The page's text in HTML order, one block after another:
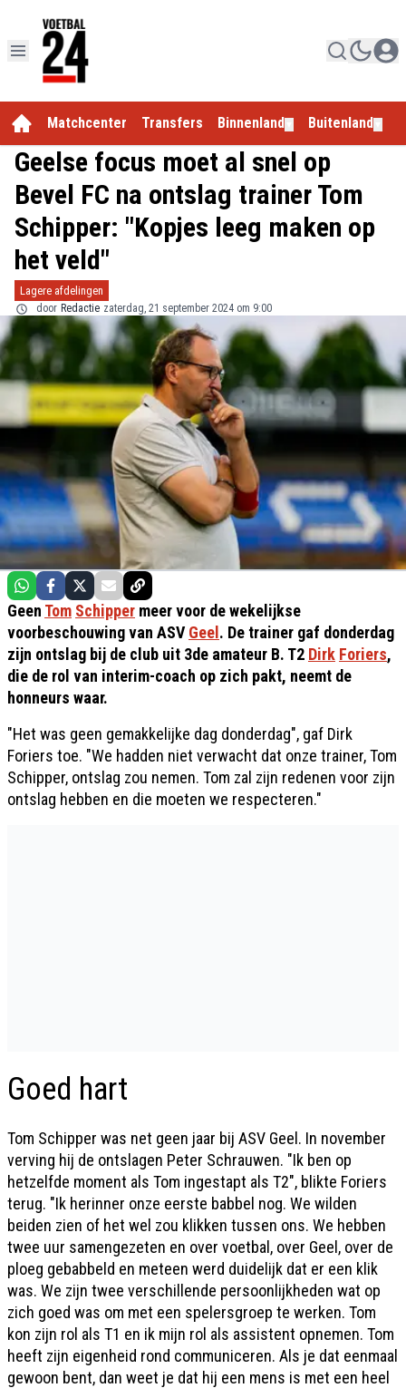
Matchcenter Transfers Binnenland Buitenland
Geelse focus moet al snel op
Bevel FC na ontslag trainer Tom
Schipper: "Kopjes leeg maken op
het veld"
Lagere afdelingen
door Redactie zaterdag, 21 september 2024 om 9:00
Geen Tom Schipper meer voor de wekelijkse
voorbeschouwing van ASV Geel . De trainer gaf donderdag
zijn ontslag bij de club uit 3de amateur B. T2 Dirk Foriers,
die de rol van interim-coach op zich pakt, neemt de
honneurs waar.
"Het was geen gemakkelijke dag donderdag", gaf Dirk
Foriers toe. "We hadden niet verwacht dat onze trainer, Tom
Schipper, ontslag zou nemen. Tom zal zijn redenen voor zijn
ontslag hebben en die moeten we respecteren."
Goed hart
Tom Schipper was net geen jaar bij ASV Geel. In november
verving hij de ontslagen Peter Schrauwen. "Ik ben op
hetzelfde moment als Tom ingestapt als T2", blikte Foriers
terug. "Ik herinner onze eerste babbel nog. We wilden
beiden zien of het wel zou klikken tussen ons. We hebben
twee uur samengezeten en over voetbal, over Geel, over de
ploeg gebabbeld en meteen werd duidelijk dat er een klik
was. We zijn twee verschillende persoonlijkheden wat op
zich goed was om met een spelersgroep te werken. Tom
kon zijn rol als T1 en ik mijn rol als assistent opnemen. Tom
heeft zijn eigenheid rond communiceren. Als je dat eenmaal
gewoon bent, dan weet je dat hij een mens is met een heel